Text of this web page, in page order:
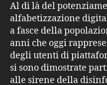
Al di là del
alfabetizzazione
a fasce della
anni che oggi
degli utenti di
si sono dimostrate
alle sirene della